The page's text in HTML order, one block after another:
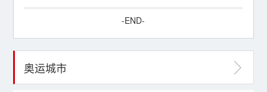
-END-
奥运城市